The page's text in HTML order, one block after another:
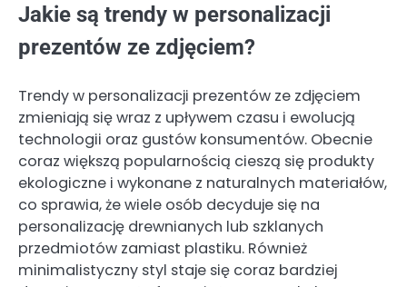
Jakie są trendy w personalizacji
prezentów ze zdjęciem?
Trendy w personalizacji prezentów ze zdjęciem
zmieniają się wraz z upływem czasu i ewolucją
technologii oraz gustów konsumentów. Obecnie
coraz większą popularnością cieszą się produkty
ekologiczne i wykonane z naturalnych materiałów,
co sprawia, że wiele osób decyduje się na
personalizację drewnianych lub szklanych
przedmiotów zamiast plastiku. Również
minimalistyczny styl staje się coraz bardziej